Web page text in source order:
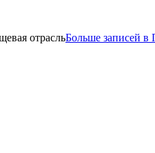
отрасльБольше записей в